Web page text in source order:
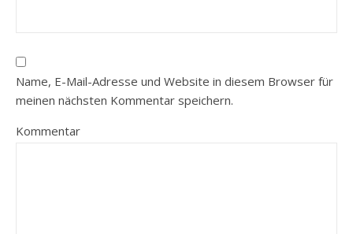
Name, E-Mail-Adresse und Website in diesem Browser für
meinen nächsten Kommentar speichern.
Kommentar